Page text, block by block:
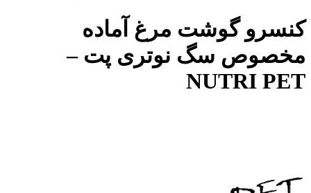
کنسرو گوشت مرغ آماده
مخصوص سگ نوتری پت –
NUTRI PET